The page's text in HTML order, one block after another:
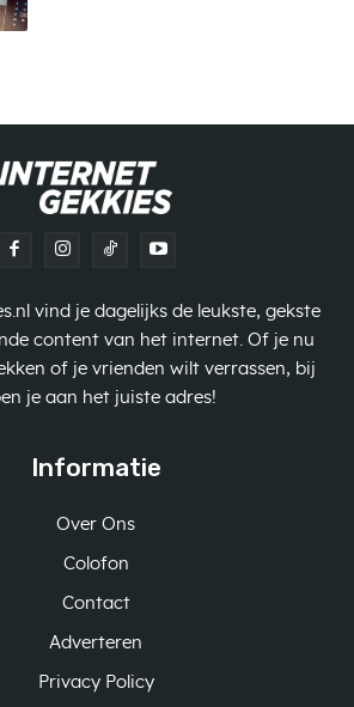
vind je dagelijks de leukste, gekste
content van het internet. Of je nu
of je vrienden wilt verrassen, bij
je aan het juiste adres!
Informatie
Over Ons
Colofon
Contact
Adverteren
Privacy Policy